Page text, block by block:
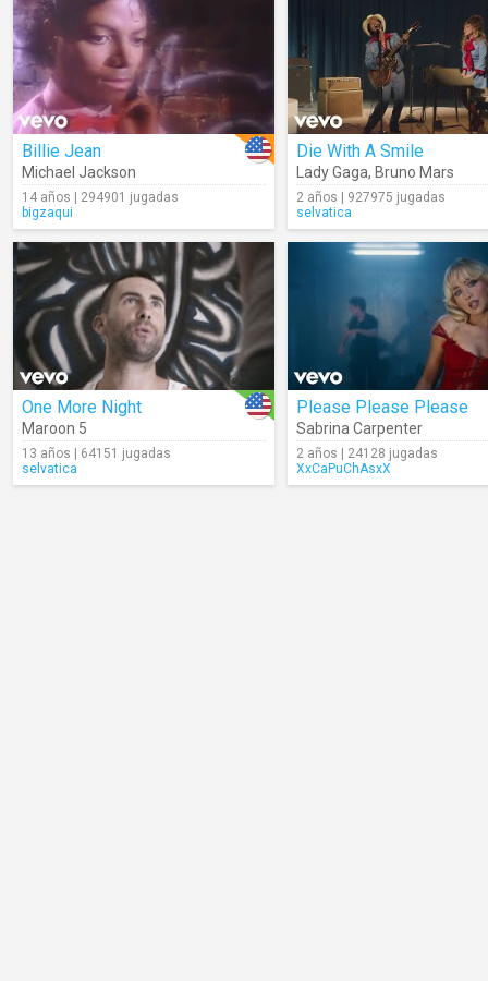
Billie Jean
Michael Jackson
14 años | 294901 jugadas
bigzaqui
Die With A Smile
Lady Gaga, Bruno Mars
2 años | 927975 jugadas
selvatica
One More Night
Maroon 5
13 años | 64151 jugadas
selvatica
Please Please Please
Sabrina Carpenter
2 años | 24128 jugadas
XxCaPuChAsxX